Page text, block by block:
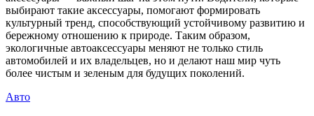
выбирают такие аксессуары, помогают формировать
культурный тренд, способствующий устойчивому развитию и
бережному отношению к природе. Таким образом,
экологичные автоаксессуары меняют не только стиль
автомобилей и их владельцев, но и делают наш мир чуть
более чистым и зеленым для будущих поколений.
Авто